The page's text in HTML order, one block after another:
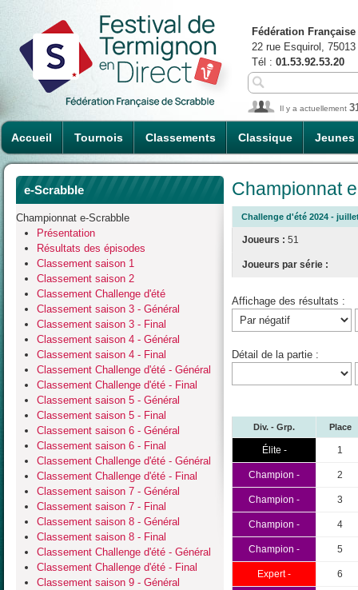
Accueil Tournois Classements Classique Jeunes
Fédération
22 rue Esquirol,
Tél : 01.53.92.53.20
Il y a actuellement
e-Scrabble
Championnat e-Scrabble
Présentation
Résultats des épisodes
Classement saison 1
Classement saison 2
Classement Challenge d'été
Classement saison 3 - Général
Classement saison 3 - Final
Classement saison 4 - Général
Classement saison 4 - Final
Classement Challenge d'été - Général
Classement Challenge d'été - Final
Classement saison 5 - Général
Classement saison 5 - Final
Classement saison 6 - Général
Classement saison 6 - Final
Classement Challenge d'été - Général
Classement Challenge d'été - Final
Classement saison 7 - Général
Classement saison 7 - Final
Classement saison 8 - Général
Classement saison 8 - Final
Classement Challenge d'été - Général
Classement Challenge d'été - Final
Classement saison 9 - Général
Championnat
Challenge d'été 2024 -
Joueurs : 51
Joueurs par série :
Affichage des résultats :
Détail de la partie :
Div. - Grp. Place
Élite - 1
Champion - 2
Champion - 3
Champion - 4
Champion - 5
Expert - 6